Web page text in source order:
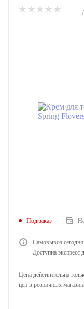
Под заказ
Самовывоз сегодня
Доступна экспресс
Цена действительна
цен в розничных